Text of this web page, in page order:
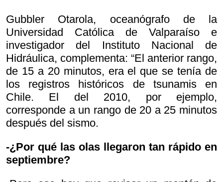
Gubbler Otarola, oceanógrafo de la
Universidad Católica de Valparaíso e
investigador del Instituto Nacional de
Hidráulica, complementa: “El anterior rango,
de 15 a 20 minutos, era el que se tenía de
los registros históricos de tsunamis en
Chile. El del 2010, por ejemplo,
corresponde a un rango de 20 a 25 minutos
después del sismo.
-¿Por qué las olas llegaron tan rápido en
septiembre?